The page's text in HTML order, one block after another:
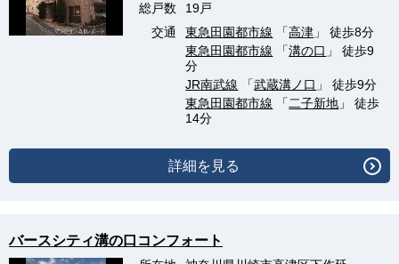
総戸数
19戸
交通
東急田園都市線 「高津 」 徒歩8分
東急田園都市線 「溝の口 」 徒歩9
分
JR南武線 「武蔵溝ノ口 」 徒歩9分
東急田園都市線 「 二子新地 」 徒歩
14分
詳細を見る
バースシティ溝の口コンフォート